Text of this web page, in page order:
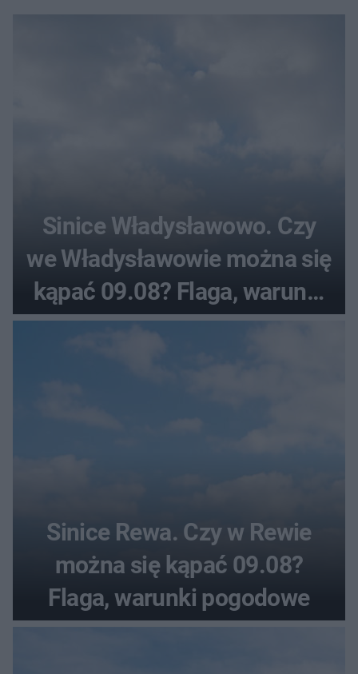
Sinice Władysławowo. Czy
we Władysławowie można się
kąpać 09.08? Flaga, warunki
pogodowe
Sinice Rewa. Czy w Rewie
można się kąpać 09.08?
Flaga, warunki pogodowe